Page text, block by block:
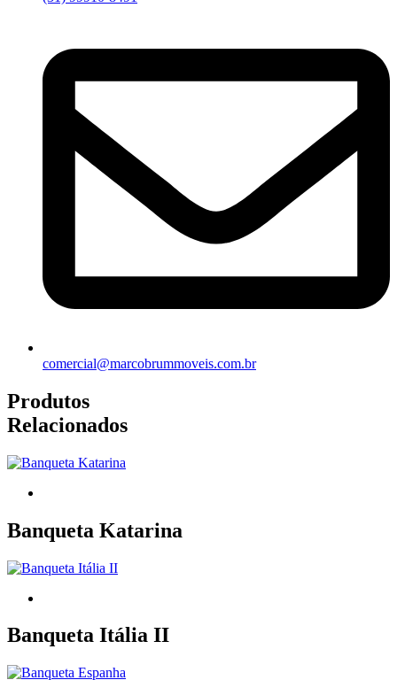
comercial@marcobrummoveis.com.br
Produtos
Relacionados
Banqueta Katarina
Banqueta Itália II